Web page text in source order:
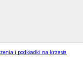
i podkładki na krzesła